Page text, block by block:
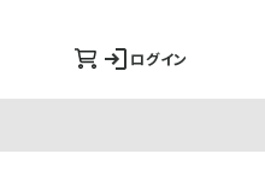
ログイン